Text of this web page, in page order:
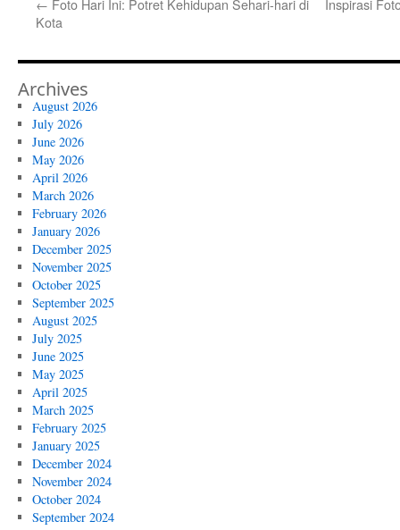
← Foto Hari Ini: Potret Kehidupan Sehari-hari di
Kota
Inspirasi
Archives
August 2026
July 2026
June 2026
May 2026
April 2026
March 2026
February 2026
January 2026
December 2025
November 2025
October 2025
September 2025
August 2025
July 2025
June 2025
May 2025
April 2025
March 2025
February 2025
January 2025
December 2024
November 2024
October 2024
September 2024